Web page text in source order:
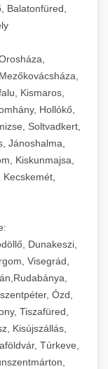
Balatonfüred,
Kismaros,
Hollókő,
Soltvadkert,
Jánoshalma,
Kiskunmajsa,
Dunakeszi,
Visegrád,
Ózd,
Tiszafüred,
Kisújszállás,
Túrkeve,